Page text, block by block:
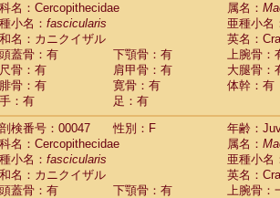
科名：Cercopithecidae
属名：
種小名： fascicularis
亜種小名
和名：カニクイザル
英名：
頭蓋骨：有
下顎骨：有
上腕骨：
尺骨：有
肩甲骨：有
大腿骨：
腓骨：有
寛骨：有
体幹：有
手：有
足：有
剖検番号：00047
性別：F
年齢：
科名：Cercopithecidae
属名：
種小名： fascicularis
亜種小名
和名：カニクイザル
英名：
頭蓋骨：有
下顎骨：有
上腕骨：